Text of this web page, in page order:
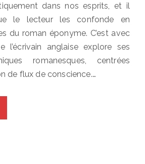
dans nos esprits, et il
le lecteur les confonde en
du roman éponyme. C’est avec
l’écrivain anglaise explore ses
romanesques, centrées
de flux de conscience.…